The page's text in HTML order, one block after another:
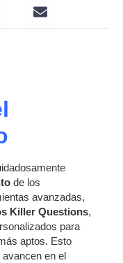
de los
avanzadas,
Killer Questions,
para
aptos. Esto
en el